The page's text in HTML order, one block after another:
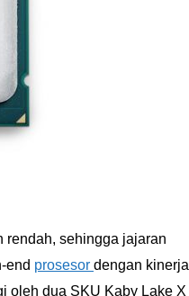
rendah, sehingga jajaran
end prosesor dengan kinerja
oleh dua SKU Kaby Lake X